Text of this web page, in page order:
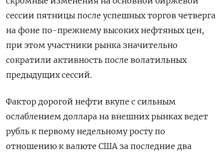
сессии пятницы после успешных торгов четверга
на фоне по-прежнему высоких нефтяных цен,
при этом участники рынка значительно
сократили активность после волатильных
предыдущих сессий.
Фактор дорогой нефти вкупе с сильным
ослаблением доллара на внешних рынках ведет
рубль к первому недельному росту по
отношению к валюте США за последние два